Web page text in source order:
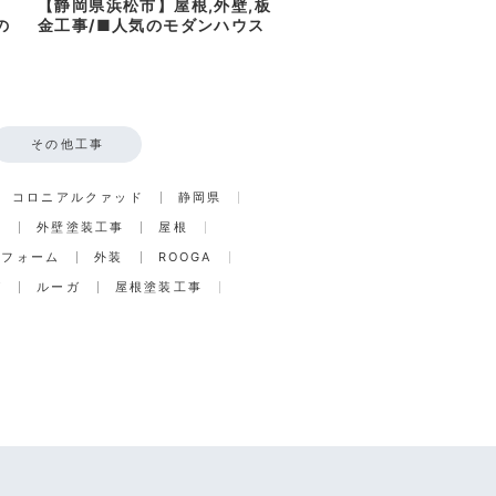
【静岡県浜松市】屋根,外壁,板
金工事/■人気のモダンハウス
その他工事
コロニアルクァッド
静岡県
外壁塗装工事
屋根
ォーム
外装
ROOGA
ルーガ 屋根塗装工事